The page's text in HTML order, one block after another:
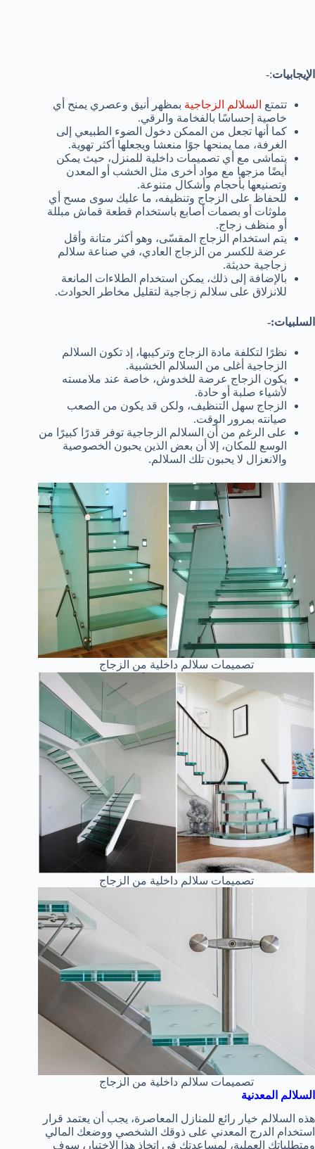
الإيجابيات:-
تتمتع السلالم الزجاجية بمظهر أنيق وعصري يمنح أي
خاصية إحساسًا بالفخامة والرقي.
كما أنها تجعل من الممكن دخول الضوء الطبيعي إلى
الغرفة، مما يمنحها جوًا منعشا ويجعلها أكثر تهوية.
يتماشى مع أي تصميمات داخلية للمنزل، حيث يمكن
أيضًا مزجها مع مواد أخرى مثل الخشب أو المعدن
وتصنيعها بأحجام وأشكال متنوعة.
للحفاظ على الزجاج وتنظيفه، ما عليك سوى مسح أي
ملوثات أو بصمات أصابع باستخدام قطعة قماش مبللة
أو منظف زجاج.
يتم استخدام الزجاج المقسّى، وهو أكثر متانة وأقل
عرضة للكسر من الزجاج العادي، في صناعة سلالم
زجاجية حديثة.
بالإضافة إلى ذلك، يمكن استخدام الطلاءات المانعة
للانزلاق على سلالم زجاجية لتقليل مخاطر الحوادث.
السلبيات:-
نظرًا لتكلفة مادة الزجاج وتركيبها، إذ تكون السلالم
الزجاجية أغلى من السلالم الخشبية.
يكون الزجاج عرضة للخدوش، خاصة عند ملامسته
لأشياء صلبة أو حادة.
الزجاج سهل التنظيف، ولكن قد يكون من الصعب
صيانته بمرور الوقت.
على الرغم من أن السلالم الزجاجية توفر قدرًا كبيرًا من
الوسع للمكان، إلا أن بعض الذين يحبون الخصوصية
والانعزال لا يحبون تلك السلالم.
تصميمات سلالم داخلية من الزجاج
تصميمات سلالم داخلية من الزجاج
تصميمات سلالم داخلية من الزجاج
السلالم المعدنية
هذه السلالم خيار رائع للمنازل المعاصرة، يجب أن يعتمد قرار
استخدام الدرج المعدني على ذوقك الشخصي ووضعك المالي
ومتطلباتك العملية، لمساعدتك في اتخاذ هذا الاختيار، سوف